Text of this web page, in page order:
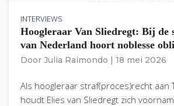
INTERVIEWS
Hoogleraar Van Sliedregt: Bij de
van Nederland hoort noblesse
Door Julia Raimondo 18 mei 2026
Als hoogleraar straf(proces)recht aan
houdt Elies van Sliedregt zich